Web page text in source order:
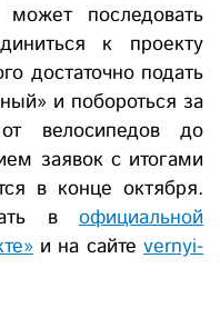
последовать
к проекту
достаточно подать
и побороться за
велосипедов до
заявок с итогами
в конце октября.
в официальной
и на сайтеvernyi-